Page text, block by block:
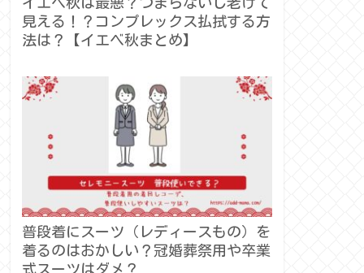
見える！？コンプレックス払拭する方
法は？【イエベ秋まとめ】
普段着にスーツ（レディースもの）を
着るのはおかしい？冠婚葬祭用や卒業
式スーツはダメ？